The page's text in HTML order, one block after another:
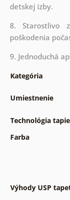
detskej izby.
8. Starostlivo
poškodenia
9. Jednoduchá
Kategória
Umiestnenie
Technológia
Farba
Výhody USP